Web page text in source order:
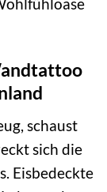
schaust
sich die
Eisbedeckte